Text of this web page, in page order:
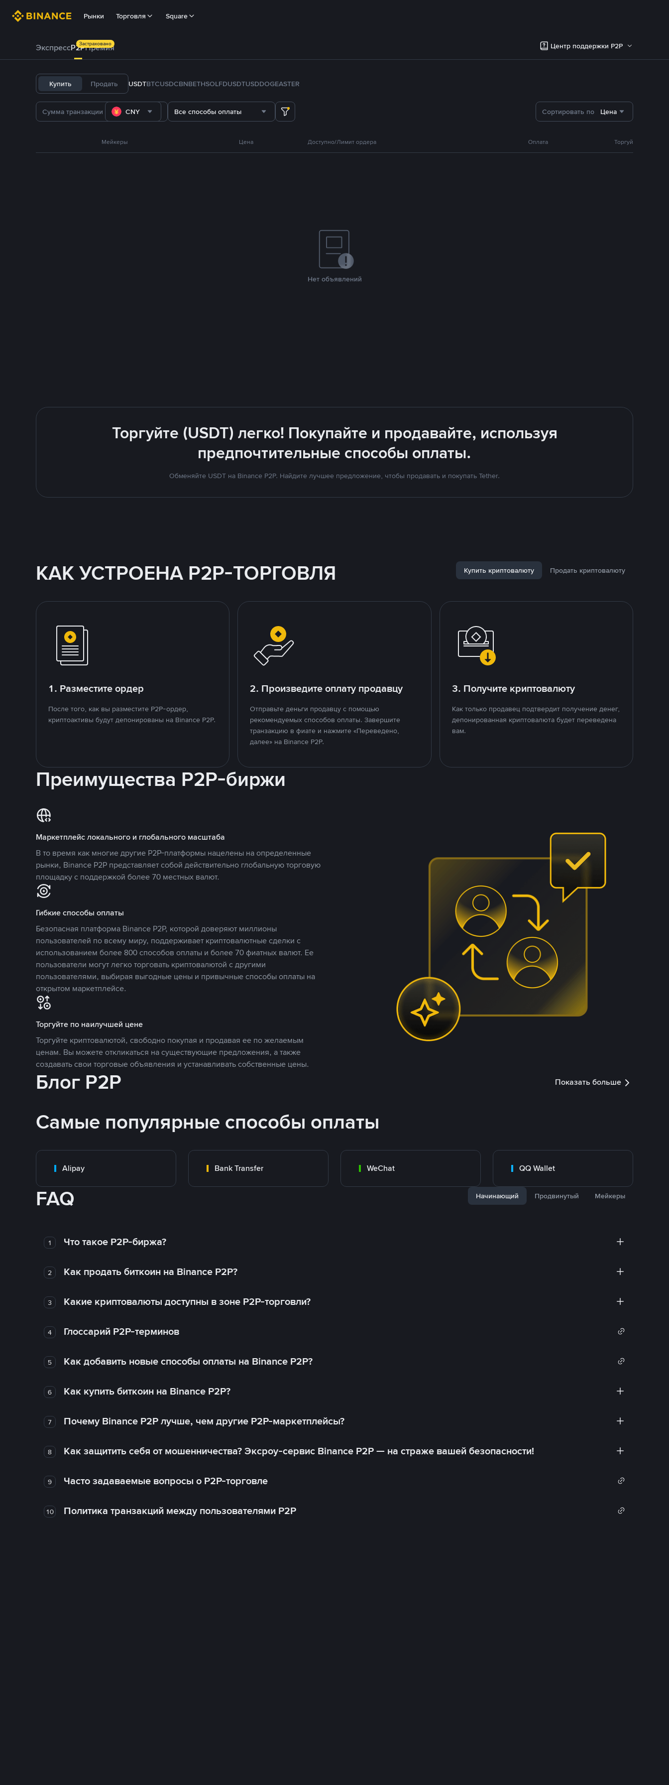
Рынки Торговля Square
ЭкспрессP2PПремия
Застраховано Центр поддержки P2P
Купить Продать USDTBTCUSDCBNBETHSOLFDUSDTUSDDOGEASTER
CNY Все способы оплаты Сортировать по Цена
Мейкеры Цена Доступно/Лимит ордера Оплата Торгуй
Нет объявлений
Торгуйте (USDT) легко! Покупайте и продавайте, используя
предпочтительные способы оплаты.
Обменяйте USDT на Binance P2P. Найдите лучшее предложение, чтобы продавать и покупать Tether.
КАК УСТРОЕНА P2P-ТОРГОВЛЯ Купить криптовалюту Продать криптовалюту
1. Разместите ордер
После того, как вы разместите P2P-ордер,
криптоактивы будут депонированы на Binance P2P.
2. Произведите оплату продавцу
Отправьте деньги продавцу с помощью
рекомендуемых способов оплаты. Завершите
транзакцию в фиате и нажмите «Переведено,
далее» на Binance P2P.
3. Получите криптовалюту
Как только продавец подтвердит получение денег,
депонированная криптовалюта будет переведена
вам.
Преимущества P2P-биржи
Маркетплейс локального и глобального масштаба
В то время как многие другие P2P-платформы нацелены на определенные
рынки, Binance P2P представляет собой действительно глобальную торговую
площадку с поддержкой более 70 местных валют.
Гибкие способы оплаты
Безопасная платформа Binance P2P, которой доверяют миллионы
пользователей по всему миру, поддерживает криптовалютные сделки с
использованием более 800 способов оплаты и более 70 фиатных валют. Ее
пользователи могут легко торговать криптовалютой с другими
пользователями, выбирая выгодные цены и привычные способы оплаты на
открытом маркетплейсе.
Торгуйте по наилучшей цене
Торгуйте криптовалютой, свободно покупая и продавая ее по желаемым
ценам. Вы можете откликаться на существующие предложения, а также
создавать свои торговые объявления и устанавливать собственные цены.
Блог P2P Показать больше
Самые популярные способы оплаты
Alipay Bank Transfer WeChat QQ Wallet
FAQ Начинающий Продвинутый Мейкеры
1 Что такое P2P-биржа?
2 Как продать биткоин на Binance P2P?
3 Какие криптовалюты доступны в зоне P2P-торговли?
4 Глоссарий P2P-терминов
5 Как добавить новые способы оплаты на Binance P2P?
6 Как купить биткоин на Binance P2P?
7 Почему Binance P2P лучше, чем другие P2P-маркетплейсы?
8 Как защитить себя от мошенничества? Эксроу-сервис Binance P2P — на страже вашей безопасности!
9 Часто задаваемые вопросы о P2P-торговле
10 Политика транзакций между пользователями P2P